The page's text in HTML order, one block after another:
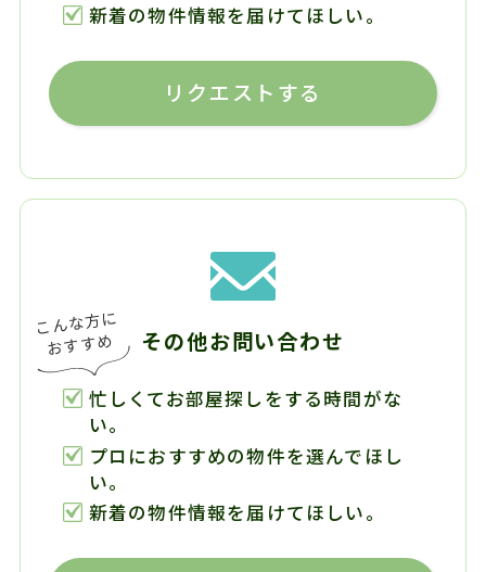
新着の物件情報を届けてほしい。
リクエストする
その他お問い合わせ
忙しくてお部屋探しをする時間がな
い。
プロにおすすめの物件を選んでほし
い。
新着の物件情報を届けてほしい。